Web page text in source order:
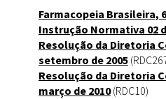
Farmacopeia Brasileira,
Instrução Normativa 02
Resolução da Diretoria
setembro de 2005
Resolução da Diretoria
março de 2010(RDC10)